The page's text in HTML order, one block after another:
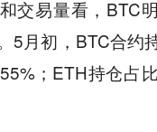
交易量看，BTC
5月初，BTC合约
；ETH持仓占